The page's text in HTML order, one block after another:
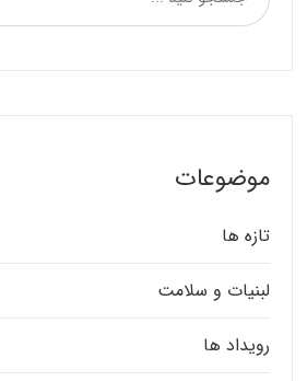
موضوعات
تازه ها
لبنیات و سلامت
رویداد ها